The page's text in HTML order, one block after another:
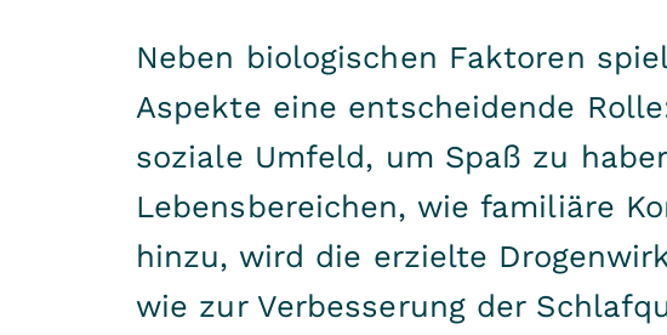
Neben biologischen Faktoren
Aspekte eine entscheidende
soziale Umfeld, um Spaß zu
Lebensbereichen, wie familiäre
hinzu, wird die erzielte
wie zur Verbesserung der